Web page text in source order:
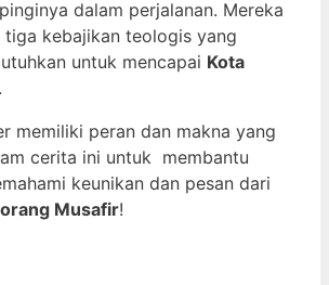
dalam perjalanan. Mereka
tiga kebajikan teologis yang
untuk mencapai Kota
.
memiliki peran dan makna yang
cerita ini untuk membantu
keunikan dan pesan dari
Musafir!